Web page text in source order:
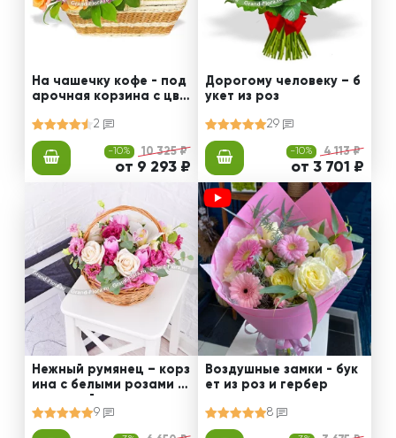
На чашечку кофе - под
арочная корзина с цве
2
-10% 10 325 ₽
от 9 293 ₽
Дорогому человеку – б
укет из роз
29
-10% 4 113 ₽
от 3 701 ₽
Нежный румянец – корз
ина с белыми розами и
9
Воздушные замки - бук
ет из роз и гербер
8